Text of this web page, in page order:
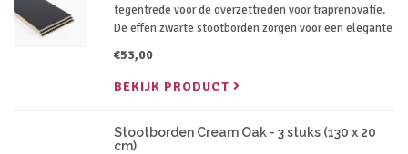
tegentrede voor de overzettreden voor traprenovatie.
De effen zwarte stootborden zorgen voor een elegante
€53,00
BEKIJK PRODUCT
Stootborden Cream Oak - 3 stuks (130 x 20
cm)